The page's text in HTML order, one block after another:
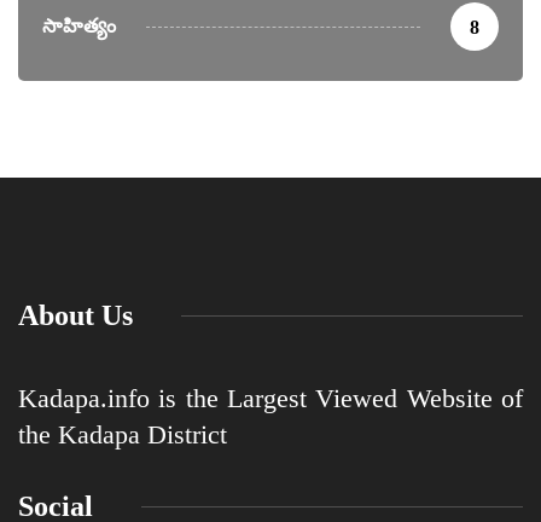
సాహిత్యం 8
About Us
Kadapa.info is the Largest Viewed Website of
the Kadapa District
Social